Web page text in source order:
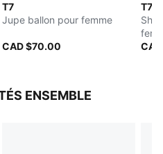
T7
Jupe ballon pour femme
CAD $70.00
T7
ENSEMBLE